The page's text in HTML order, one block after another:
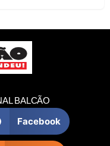
BALCÃO
Facebook